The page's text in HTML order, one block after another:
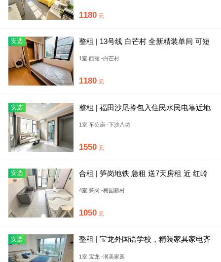
1180 元
安选
整租 | 13号线 白芒村 全新精装单间 可短
1室 西丽 -白芒村
1180 元
安选
整租 | 福田沙尾拎包入住民水民电靠近地
1室 车公庙 -下沙八坊
1550 元
安选
合租 | 笋岗地铁 急租 送7天房租 近 红岭
4室 笋岗 -梅园新村
1050 元
安选
整租 | 宝龙外国语学校，精装家具家电齐
1室 宝龙 -润美家园